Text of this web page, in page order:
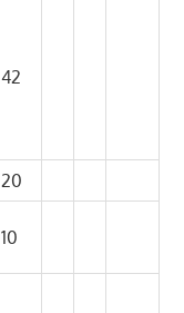
42
20
10